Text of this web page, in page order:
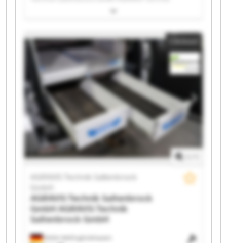
Saltenbrock GmbH AGRAVIS Technik Saltenbrock
Technik Saltenbrock GmbH AGRAVIS Technik
Saltenbrock GmbH AGRAVIS Technik Saltenbrock
GmbH AGRAVIS Technik Saltenbrock GmbH AGRAVIS
Technik Saltenbrock GmbH AGRAVIS Technik
Saltenbrock GmbH AGRAVIS Technik Saltenbrock
GmbH AGRAVIS Technik Saltenbrock GmbH AGRAVIS
Technik Saltenbrock GmbH AGRAVIS Technik
Saltenbrock GmbH AGRAVIS Technik Saltenbrock
GmbH AGRAVIS Technik Saltenbrock GmbH AGRAVIS
Technik Saltenbrock GmbH AGRAVIS Technik
Saltenbrock GmbH AGRAVIS Technik Saltenbrock
Clickout
Melle-Wellingholzhausen
AGRAVIS Technik Saltenbrock
AGRAVIS Technik Saltenbrock
GmbHAGRAVIS Technik
Saltenbrock GmbH